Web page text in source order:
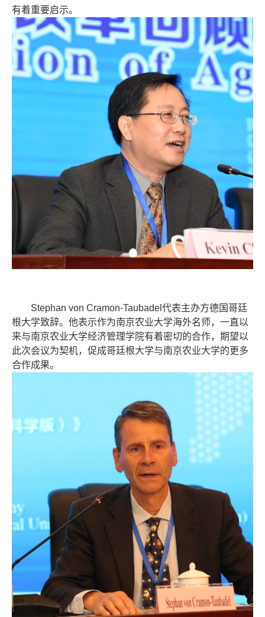
有着重要启示。
Stephan von Cramon-Taubadel代表主办方德国哥廷
根大学致辞。他表示作为南京农业大学海外名师，一直以
来与南京农业大学经济管理学院有着密切的合作，期望以
此次会议为契机，促成哥廷根大学与南京农业大学的更多
合作成果。